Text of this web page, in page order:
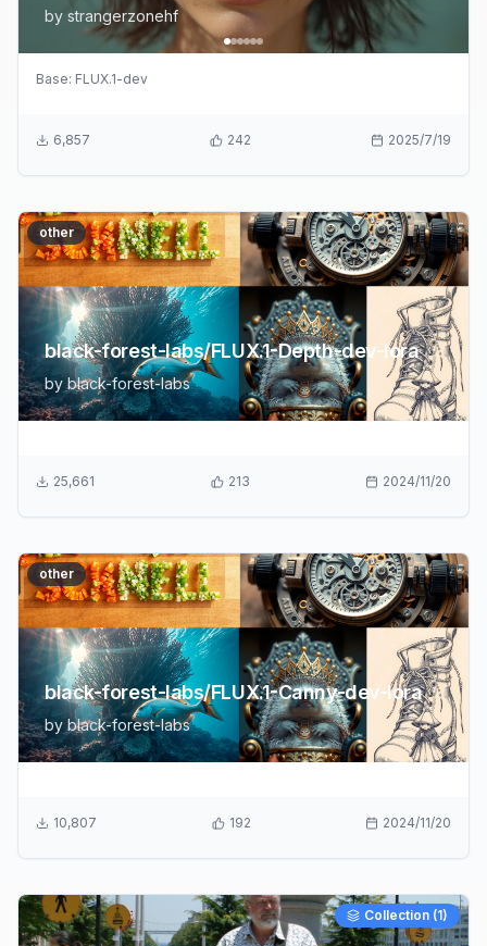
by strangerzonehf
Base: FLUX.1-dev
6,857 242 2025/7/19
other
black-forest-labs/FLUX.1-Depth-dev-lora
byblack-forest-labs
25,661 213 2024/11/20
other
black-forest-labs/FLUX.1-Canny-dev-lora
byblack-forest-labs
10,807 192 2024/11/20
Collection (1)